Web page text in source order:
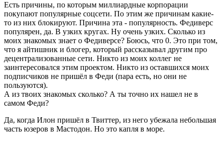
Есть причины, по которым миллиардные корпорации
покупают популярные соцсети. По этим же причинам какие-
то из них блокируют. Причина эта - популярность. Федиверс
популярен, да. В узких кругах. Ну очень узких. Сколько из
моих знакомых знает о Федиверсе? Боюсь, что 0. Это при том,
что я айтишник и блогер, который рассказывал другим про
децентрализованные сети. Никто из моих коллег не
заинтересовался этим проектом. Никто из оставшихся моих
подписчиков не пришёл в Феди (пара есть, но они не
пользуются).
А из твоих знакомых сколько? А ты точно их нашел не в
самом Феди?
Да, когда Илон пришёл в Твиттер, из него убежала небольшая
часть юзеров в Мастодон. Но это капля в море.